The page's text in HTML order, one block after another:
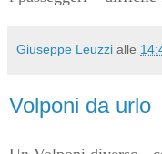
Giuseppe Leuzzi alle
Volponi da urlo